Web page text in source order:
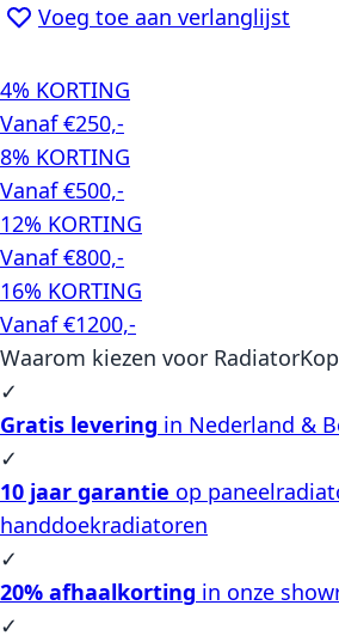
Voeg toe aan verlanglijst
4% KORTING
Vanaf €250,-
8% KORTING
Vanaf €500,-
12% KORTING
Vanaf €800,-
16% KORTING
Vanaf €1200,-
Waarom kiezen voor
✓
Gratis levering in Nederland &
✓
10 jaar garantie op
handdoekradiatoren
✓
20% afhaalkorting in onze
✓